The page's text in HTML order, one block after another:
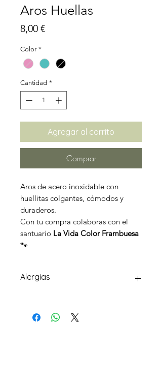
Aros Huellas
8,00 €Precio
Color *
Cantidad *
Agregar al carrito
Comprar
Aros de acero inoxidable con
huellitas colgantes, cómodos y
duraderos.
Con tu compra colaboras con el
santuario La Vida Color Frambuesa
🐾
Alergias
adornos son de diferentes metales
como acero inoxidable, aluminio,